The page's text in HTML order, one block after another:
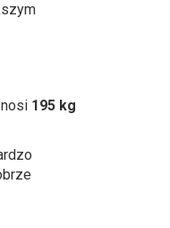
195 kg